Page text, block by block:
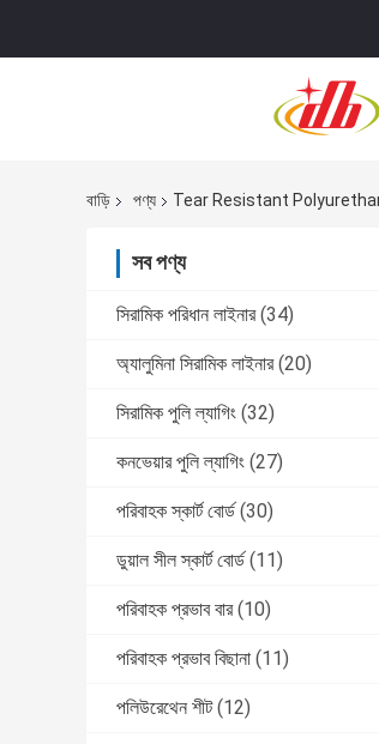
বাড়ি পণ্য Tear Resistant
সব পণ্য
সিরামিক পরিধান লাইনার (34)
অ্যালুমিনা সিরামিক লাইনার (20)
সিরামিক পুলি ল্যাগিং (32)
কনভেয়ার পুলি ল্যাগিং (27)
পরিবাহক স্কার্ট বোর্ড (30)
ডুয়াল সীল স্কার্ট বোর্ড (11)
পরিবাহক প্রভাব বার (10)
পরিবাহক প্রভাব বিছানা (11)
পলিউরেথেন শীট (12)